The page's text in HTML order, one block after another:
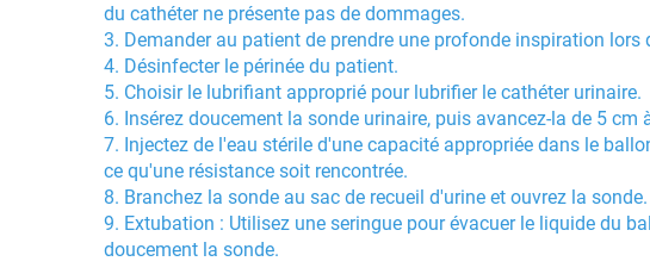
du cathéter ne présente pas de dommages.
3. Demander au patient de prendre une profonde inspiration lors
4. Désinfecter le périnée du patient.
5. Choisir le lubrifiant approprié pour lubrifier le cathéter urinaire.
6. Insérez doucement la sonde urinaire, puis avancez-la de 5 cm
7. Injectez de l'eau stérile d'une capacité appropriée dans le
ce qu'une résistance soit rencontrée.
8. Branchez la sonde au sac de recueil d'urine et ouvrez la sonde.
9. Extubation : Utilisez une seringue pour évacuer le liquide du
doucement la sonde.